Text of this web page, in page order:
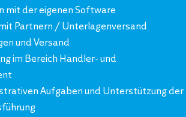
mit der eigenen Software
Partnern / Unterlagenversand
und Versand
im Bereich Händler- und
Aufgaben und Unterstützung der